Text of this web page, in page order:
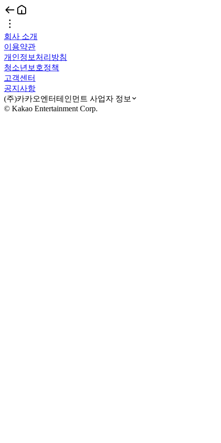
회사 소개
이용약관
개인정보처리방침
청소년보호정책
고객센터
공지사항
(주)카카오엔터테인먼트 사업자 정보
© Kakao Entertainment Corp.